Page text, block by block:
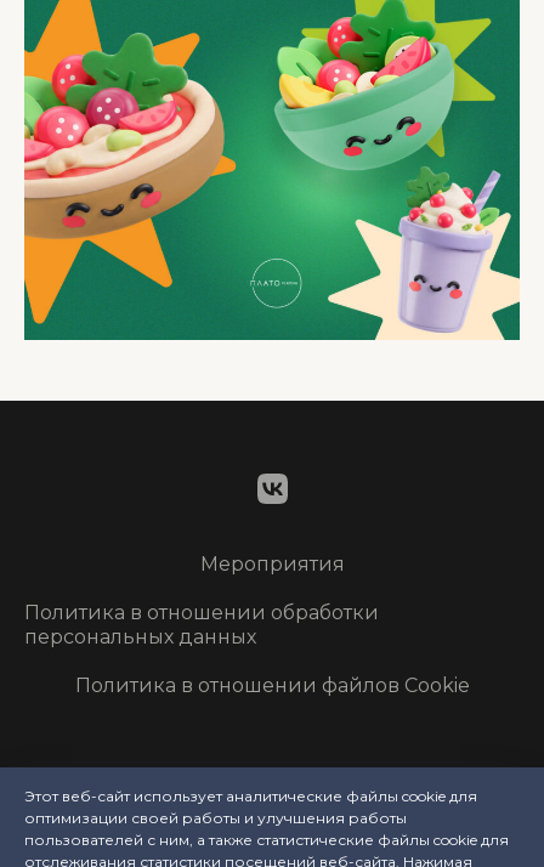
Мероприятия
Политика в отношении обработки
персональных данных
Политика в отношении файлов Cookie
Указанные на сайте цены не являются публичной офертой
Этот веб-сайт использует аналитические файлы cookie для
оптимизации своей работы и улучшения работы
пользователей с ним, а также статистические файлы cookie для
отслеживания статистики посещений веб-сайта. Нажимая